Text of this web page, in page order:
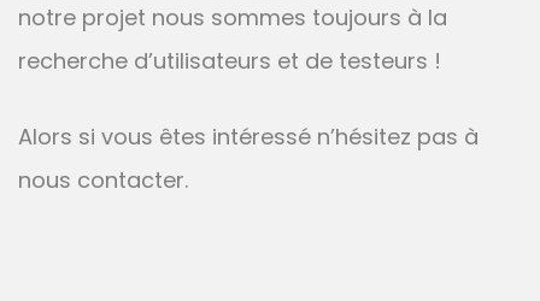
notre projet nous sommes toujours à la
recherche d’utilisateurs et de testeurs !
Alors si vous êtes intéressé n’hésitez pas à
nous contacter.